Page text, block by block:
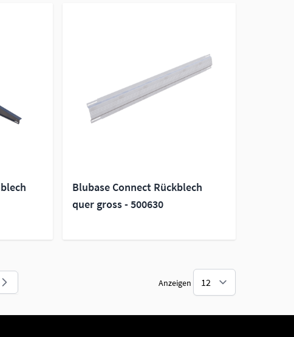
Blubase Connect Rückblech
quer gross - 500630
Seite Anzeigen